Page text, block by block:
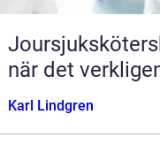
Joursjuksköterska trygg
när det
Karl Lindgren